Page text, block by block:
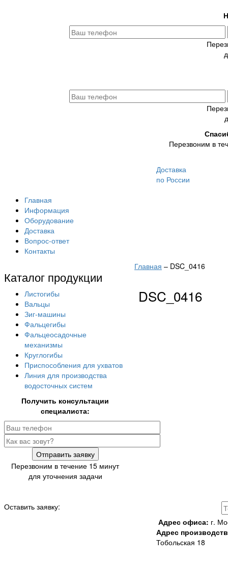
Перезвоним в
Доставка
по России
Главная
Информация
Оборудование
Доставка
Вопрос-ответ
Контакты
Каталог продукции
Листогибы
Вальцы
Зиг-машины
Фальцегибы
Фальцеосадочные
механизмы
Круглогибы
Приспособления для ухватов
Линия для производства
водосточных систем
Получить консультации
специалиста:
Отправить заявку
Перезвоним в течение 15 минут
для уточнения задачи
Главная – DSC_0416
DSC_0416
Оставить заявку:
Адрес офиса: г.
Адрес
Тобольская 18